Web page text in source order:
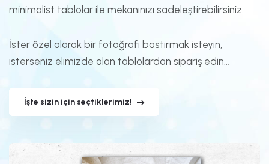
minimalist tablolar ile mekanınızı sadeleştirebilirsiniz.
İster özel olarak bir fotoğrafı bastırmak isteyin,
isterseniz elimizde olan tablolardan sipariş edin…
İşte sizin için seçtiklerimiz!